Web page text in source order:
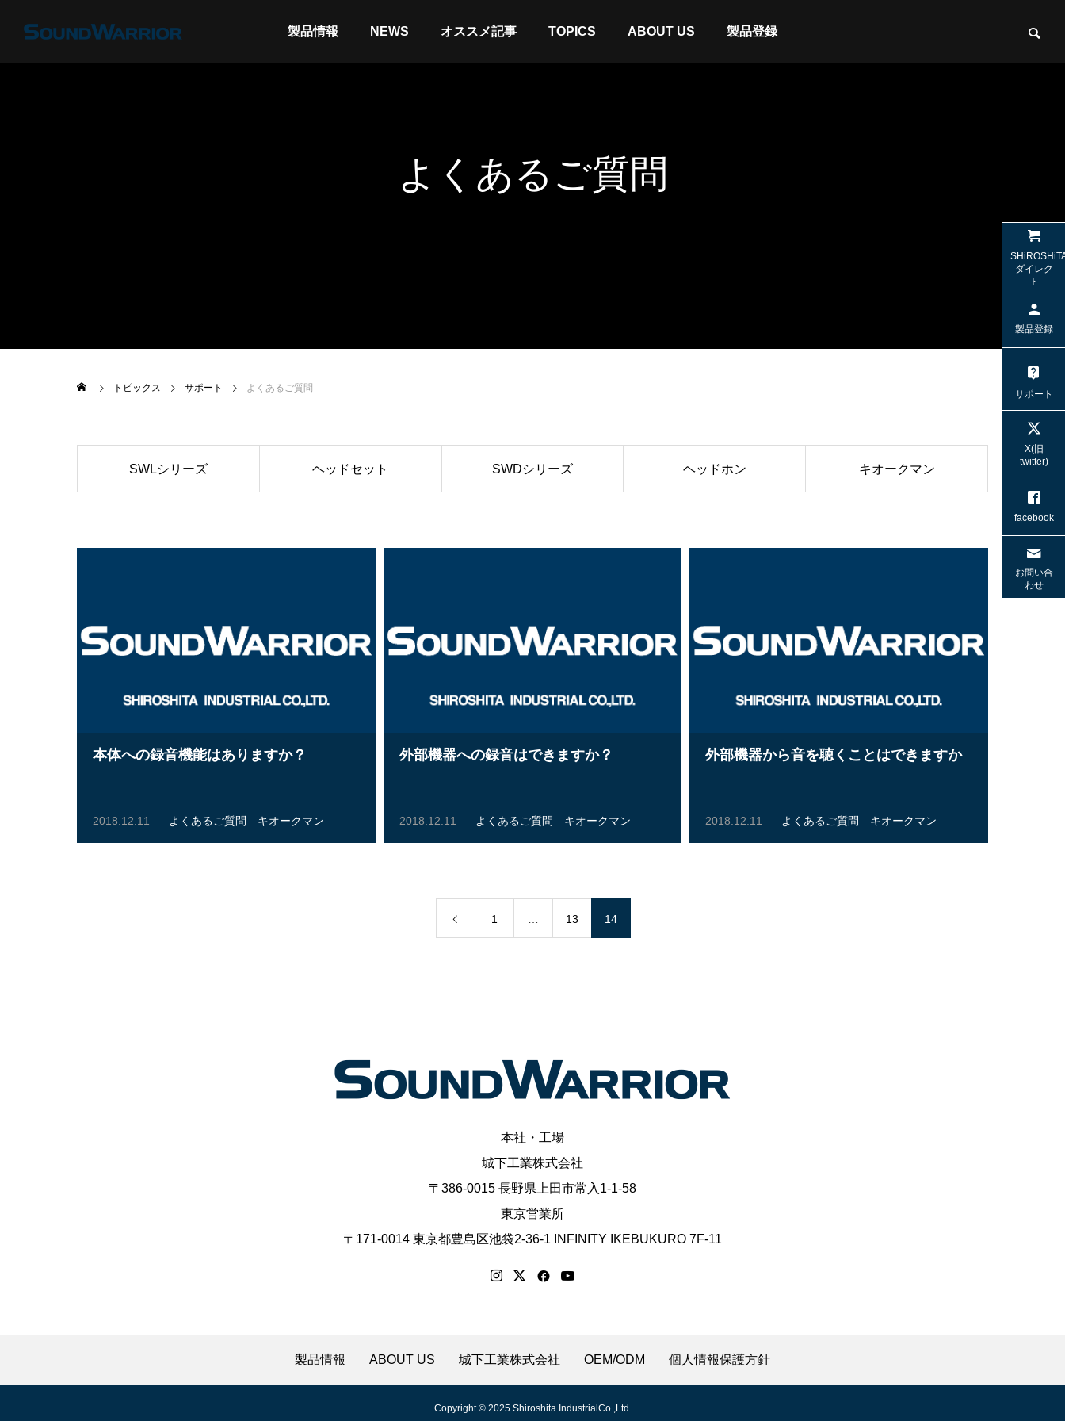
製品情報 NEWS オススメ記事 TOPICS ABOUT US 製品登録
【SW-
sの「極上
ト
特集＆コラ
よくあるご質問
トピックス サポート よくあるご質問
SWLシリーズ ヘッドセット SWDシリーズ ヘッドホン キオークマン
本体への録音機能はありますか？
2018.12.11 よくあるご質問 キオークマン
外部機器への録音はできますか？
2018.12.11 よくあるご質問 キオークマン
外部機器から音を聴くことはできますか
2018.12.11 よくあるご質問 キオークマン
1 13 14
本社・工場
城下工業株式会社
〒386-0015 長野県上田市常入1-1-58
東京営業所
〒171-0014 東京都豊島区池袋2-36-1 INFINITY IKEBUKURO 7F-11
製品情報 ABOUT US 城下工業株式会社 OEM/ODM 個人情報保護方針
Copyright © 2025 Shiroshita IndustrialCo.,Ltd.
ダイレク
ト
製品登録
サポート
X(旧
twitter)
facebook
お問い合
わせ